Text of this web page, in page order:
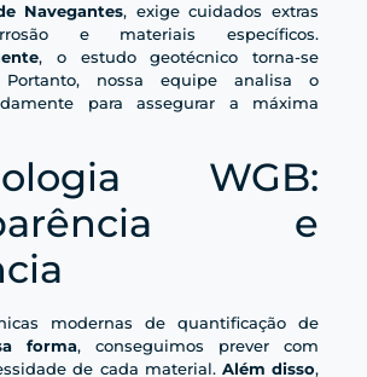
Navegantes, exige cuidados extras
e materiais específicos.
, o estudo geotécnico torna-se
Portanto, nossa equipe analisa o
para assegurar a máxima
WGB:
e
modernas de quantificação de
forma, conseguimos prever com
de cada material. Além disso,